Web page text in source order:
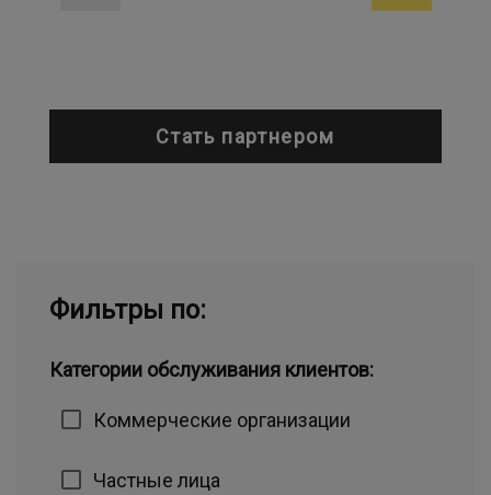
Стать партнером
Фильтры по:
Категории обслуживания клиентов:
Коммерческие организации
Частные лица